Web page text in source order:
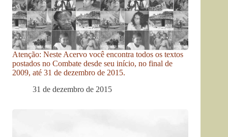
Atenção: Neste Acervo você encontra todos os textos
postados no Combate desde seu início, no final de
2009, até 31 de dezembro de 2015.
31 de dezembro de 2015